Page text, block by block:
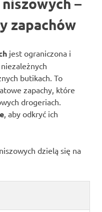
zapachów
jest ograniczona i
butikach. To
zapachy, które
drogeriach.
, aby odkryć ich
dzielą się na